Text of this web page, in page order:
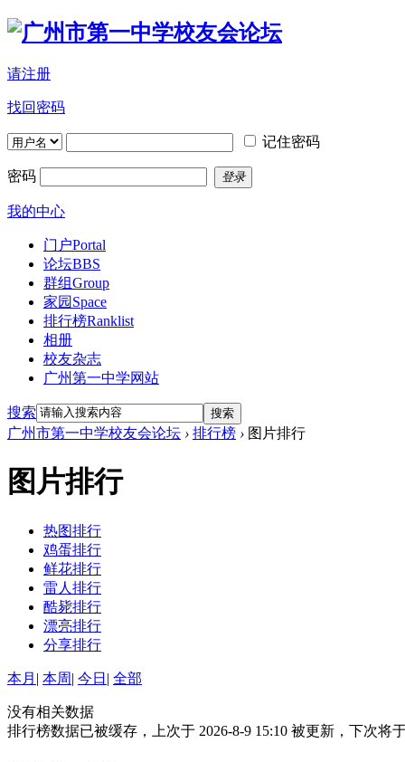
请注册
找回密码
记住密码
密码 登录
我的中心
门户Portal
论坛BBS
群组Group
家园 Space
排行榜Ranklist
相册
校友杂志
广州第一中学网站
搜索 搜索
广州市第一中学校友会论坛 › 排行榜 › 图片排行
图片排行
热图排行
鸡蛋排行
鲜花排行
雷人排行
酷毙排行
漂亮排行
分享排行
本月 | 本周| 今日 | 全部
没有相关数据
排行榜数据已被缓存，上次于 2026-8-9 15:10 被更新，下次将